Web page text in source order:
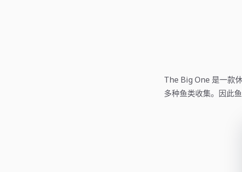
The Big One 是一款
多种鱼类收集。因此